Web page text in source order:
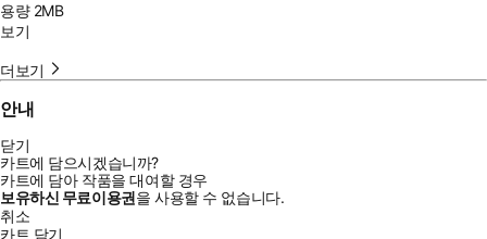
용량 2MB
보기
더보기
안내
닫기
카트에 담으시겠습니까?
카트에 담아 작품을 대여할 경우
보유하신 무료이용권을 사용할 수 없습니다.
취소
카트 담기